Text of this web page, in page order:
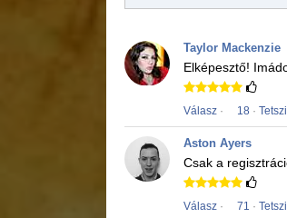
Taylor Mackenzie
Elképesztő!
Válasz · 18 ·
Aston Ayers
Csak a
Válasz · 71 ·